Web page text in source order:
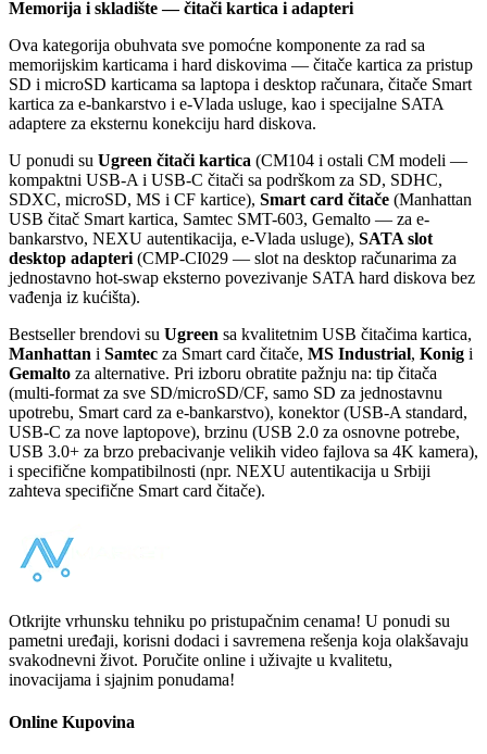
Memorija i skladište — čitači kartica i adapteri
Ova kategorija obuhvata sve pomoćne komponente za rad sa
memorijskim karticama i hard diskovima — čitače kartica za pristup
SD i microSD karticama sa laptopa i desktop računara, čitače Smart
kartica za e-bankarstvo i e-Vlada usluge, kao i specijalne SATA
adaptere za eksternu konekciju hard diskova.
U ponudi su Ugreen čitači kartica (CM104 i ostali CM modeli —
kompaktni USB-A i USB-C čitači sa podrškom za SD, SDHC,
SDXC, microSD, MS i CF kartice), Smart card čitače (Manhattan
USB čitač Smart kartica, Samtec SMT-603, Gemalto — za e-
bankarstvo, NEXU autentikacija, e-Vlada usluge), SATA slot
desktop adapteri (CMP-CI029 — slot na desktop računarima za
jednostavno hot-swap eksterno povezivanje SATA hard diskova bez
vađenja iz kućišta).
Bestseller brendovi su Ugreen sa kvalitetnim USB čitačima kartica,
Manhattan i Samtec za Smart card čitače, MS Industrial, Konig i
Gemalto za alternative. Pri izboru obratite pažnju na: tip čitača
(multi-format za sve SD/microSD/CF, samo SD za jednostavnu
upotrebu, Smart card za e-bankarstvo), konektor (USB-A standard,
USB-C za nove laptopove), brzinu (USB 2.0 za osnovne potrebe,
USB 3.0+ za brzo prebacivanje velikih video fajlova sa 4K kamera),
i specifične kompatibilnosti (npr. NEXU autentikacija u Srbiji
zahteva specifične Smart card čitače).
Otkrijte vrhunsku tehniku po pristupačnim cenama! U ponudi su
pametni uređaji, korisni dodaci i savremena rešenja koja olakšavaju
svakodnevni život. Poručite online i uživajte u kvalitetu,
inovacijama i sjajnim ponudama!
Online Kupovina